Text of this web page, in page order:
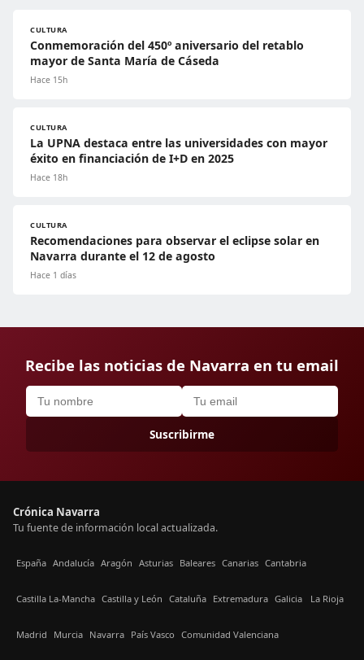
CULTURA
Conmemoración del 450º aniversario del retablo
mayor de Santa María de Cáseda
Hace 15h
CULTURA
La UPNA destaca entre las universidades con mayor
éxito en financiación de I+D en 2025
Hace 18h
CULTURA
Recomendaciones para observar el eclipse solar en
Navarra durante el 12 de agosto
Hace 1 días
Recibe las noticias de Navarra en tu email
Suscribirme
Crónica Navarra
Tu fuente de información local actualizada.
España Andalucía Aragón Asturias Baleares Canarias Cantabria
Castilla La-Mancha Castilla y León Cataluña Extremadura Galicia La Rioja
Madrid Murcia Navarra País Vasco Comunidad Valenciana